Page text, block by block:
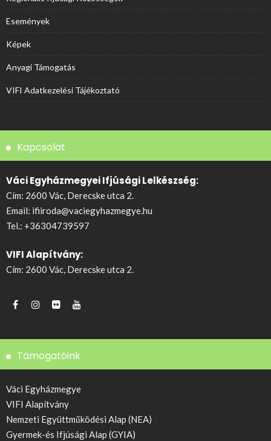
Események
Képek
Anyagi Támogatás
VIFI Adatkezelési Tájékoztató
Kapcsolat
Váci Egyházmegyei Ifjúsági Lelkészség:
Cím: 2600 Vác, Derecske utca 2.
Email: ifiiroda@vaciegyhazmegye.hu
Tel.: +36304739597
VIFI Alapítvány:
Cím: 2600 Vác, Derecske utca 2.
Támogatóink
Váci Egyházmegye
VIFI Alapítvány
Nemzeti Együttműködési Alap (NEA)
Gyermek-és Ifjúsági Alap (GYIA)